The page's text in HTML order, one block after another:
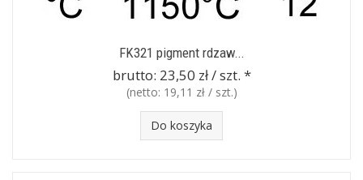
FK321 pigment rdzaw...
brutto: 23,50 zł / szt. *
(netto: 19,11 zł / szt.)
Do koszyka